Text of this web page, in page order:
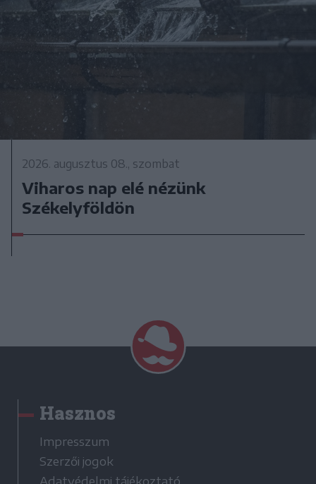
2026. augusztus 08., szombat
Viharos nap elé nézünk
Székelyföldön
Hasznos
Impresszum
Szerzői jogok
Adatvédelmi tájékoztató